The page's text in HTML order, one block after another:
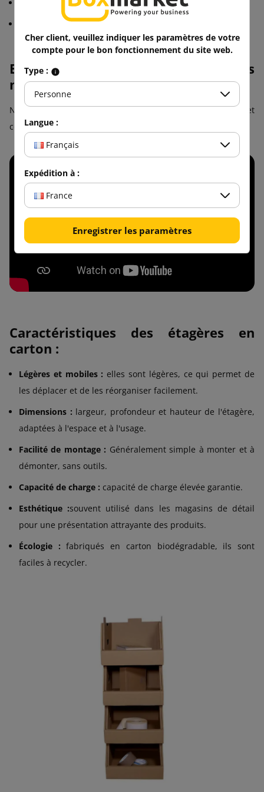
Couleur marron
Facile à monter
Etagères en carton - comment les
monter ?
Nous vous montrons comment monter rapidement et
correctement des étagères en carton.
Caractéristiques des étagères en
carton :
Légères et mobiles : elles sont légères, ce qui permet de
les déplacer et de les réorganiser facilement.
Dimensions : largeur, profondeur et hauteur de l'étagère,
adaptées à l'espace et à l'usage.
Facilité de montage : Généralement simple à monter et à
démonter, sans outils.
Capacité de charge : capacité de charge élevée garantie.
Esthétique :souvent utilisé dans les magasins de détail
pour une présentation attrayante des produits.
Écologie :fabriqués en carton biodégradable, ils sont
faciles à recycler.
Cher client, veuillez indiquer les paramètres de votre
compte pour le bon fonctionnement du site web.
Type :
Personne
Langue :
Français
Expédition à :
France
Enregistrer les paramètres